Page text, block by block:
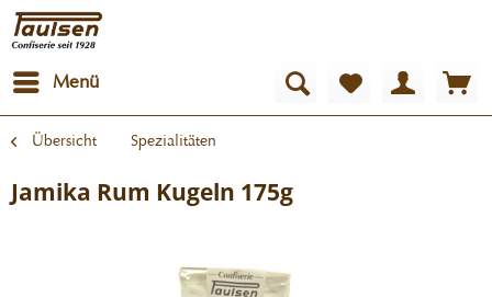
Menü
Übersicht Spezialitäten
Jamika Rum Kugeln 175g